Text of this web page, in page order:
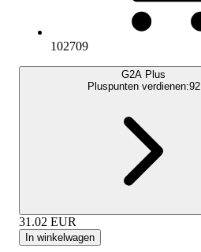
102709
G2A Plus
Pluspunten verdienen:92
31.02 EUR
In winkelwagen